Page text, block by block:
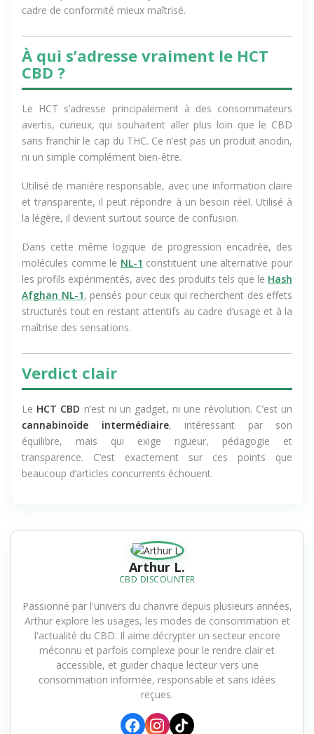
des fleurs telles que laCrystal Snow NL-3
cadre de conformité mieux maîtrisé.
À qui s’adresse vraiment le HCT
CBD ?
Le HCT s’adresse principalement à des consommateurs
avertis, curieux, qui souhaitent aller plus loin que le CBD
ni un simple complément bien-être.
Utilisé de manière responsable, avec une information claire
la légère, il devient surtout source de confusion.
Dans cette même logique de progression encadrée, des
molécules comme leNL-1constituent une alternative pour
les profils expérimentés, avec des produits tels que leHash
Afghan NL-1, pensés pour ceux qui recherchent des effets
maîtrise des sensations.
Verdict clair
Le HCT CBDn’est ni un gadget, ni une révolution. C’est un
cannabinoïde intermédiaire, intéressant par son
équilibre, mais qui exige rigueur, pédagogie et
CBD DISCOUNTER
Passionné par l'univers du chanvre depuis plusieurs années,
Arthur explore les usages, les modes de consommation et
l'actualité du CBD. Il aime décrypter un secteur encore
méconnu et parfois complexe pour le rendre clair et
accessible, et guider chaque lecteur vers une
reçues.